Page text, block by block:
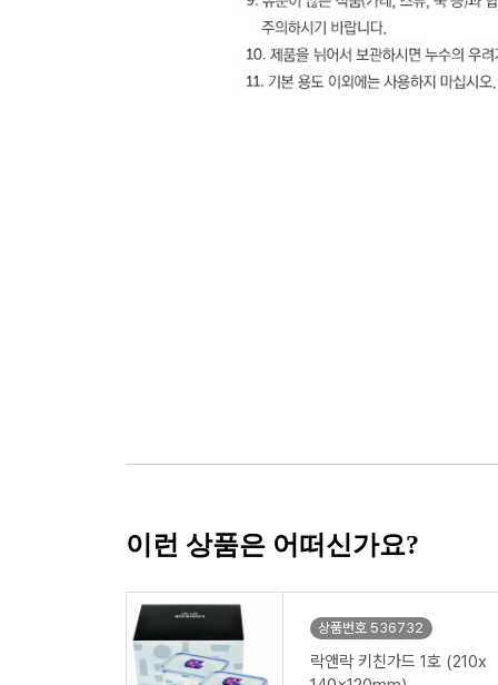
이런 상품은 어떠신가요?
상품번호 536732
락앤락 키친가드 1호 (210x